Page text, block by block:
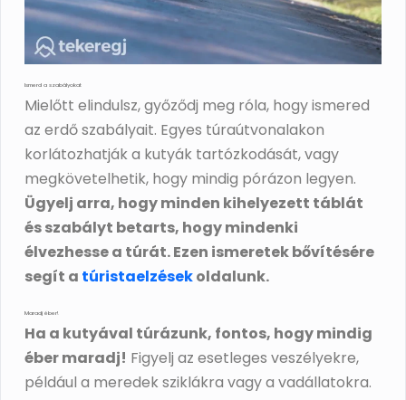
Ismerd a szabályokat
Mielőtt elindulsz, győződj meg róla, hogy ismered
az erdő szabályait. Egyes túraútvonalakon
korlátozhatják a kutyák tartózkodását, vagy
megkövetelhetik, hogy mindig pórázon legyen.
Ügyelj arra, hogy minden kihelyezett táblát
és szabályt betarts, hogy mindenki
élvezhesse a túrát. Ezen ismeretek bővítésére
segít a túristaelzésekoldalunk.
Maradj éber!
Ha a kutyával túrázunk, fontos, hogy mindig
éber maradj! Figyelj az esetleges veszélyekre,
például a meredek sziklákra vagy a vadállatokra.